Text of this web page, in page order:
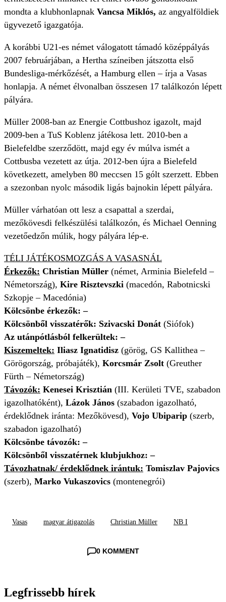
mondta a klubhonlapnak Vancsa Miklós, az angyalföldiek
ügyvezető igazgatója.
A korábbi U21-es német válogatott támadó középpályás
2007 februárjában, a Hertha színeiben játszotta első
Bundesliga-mérkőzését, a Hamburg ellen – írja a Vasas
honlapja. A német élvonalban összesen 17 találkozón lépett
pályára.
Müller 2008-ban az Energie Cottbushoz igazolt, majd
2009-ben a TuS Koblenz játékosa lett. 2010-ben a
Bielefeldbe szerződött, majd egy év múlva ismét a
Cottbusba vezetett az útja. 2012-ben újra a Bielefeld
következett, amelyben 80 meccsen 15 gólt szerzett. Ebben
a szezonban nyolc második ligás bajnokin lépett pályára.
Müller várhatóan ott lesz a csapattal a szerdai,
mezőkövesdi felkészülési találkozón, és Michael Oenning
vezetőedzőn múlik, hogy pályára lép-e.
TÉLI JÁTÉKOSMOZGÁS A VASASNÁL
Érkezők: Christian Müller (német, Arminia Bielefeld –
Németország), Kire Risztevszki (macedón, Rabotnicski
Szkopje – Macedónia)
Kölcsönbe érkezők:–
Kölcsönből visszatérők: Szivacski Donát (Siófok)
Az utánpótlásból felkerültek: –
Kiszemeltek: Iliasz Ignatidisz (görög, GS Kallithea –
Görögország, próbajáték), Korcsmár Zsolt (Greuther
Fürth – Németország)
Távozók: Kenesei Krisztián (III. Kerületi TVE, szabadon
igazolhatóként), Lázok János (szabadon igazolható,
érdeklődnek iránta: Mezőkövesd), Vojo Ubiparip (szerb,
szabadon igazolható)
Kölcsönbe távozók:–
Kölcsönből visszatérnek klubjukhoz: –
Távozhatnak/ érdeklődnek irántuk: Tomiszlav Pajovics
(szerb), Marko Vukaszovics (montenegrói)
Vasas magyar átigazolás Christian Müller NB I
0 KOMMENT
Legfrissebb hírek